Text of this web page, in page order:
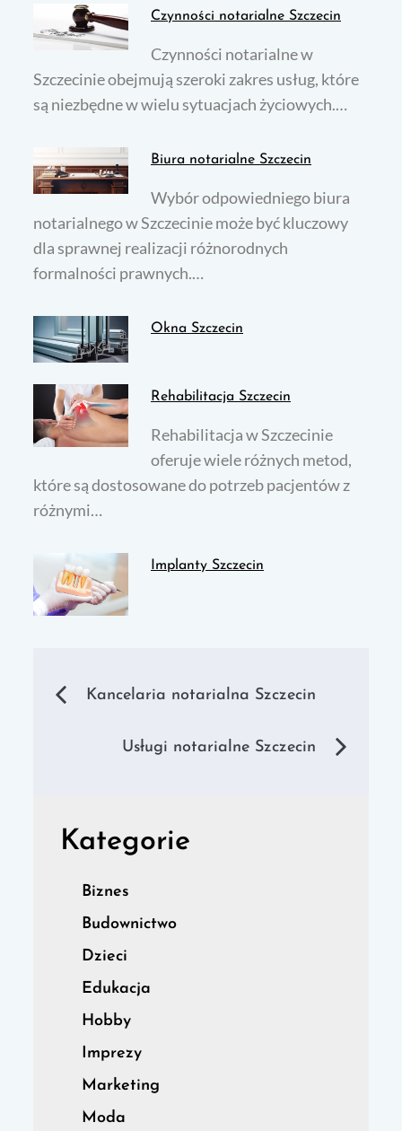
Czynności notarialne Szczecin
Czynności notarialne w
Szczecinie obejmują szeroki zakres usług, które
są niezbędne w wielu sytuacjach życiowych.…
Biura notarialne Szczecin
Wybór odpowiedniego biura
notarialnego w Szczecinie może być kluczowy
dla sprawnej realizacji różnorodnych
formalności prawnych.…
Okna Szczecin
Rehabilitacja Szczecin
Rehabilitacja w Szczecinie
oferuje wiele różnych metod,
które są dostosowane do potrzeb pacjentów z
różnymi…
Implanty Szczecin
Nawigacja
wpisu
Kancelaria notarialna Szczecin
Usługi notarialne Szczecin
Kategorie
Biznes
Budownictwo
Dzieci
Edukacja
Hobby
Imprezy
Marketing
Moda